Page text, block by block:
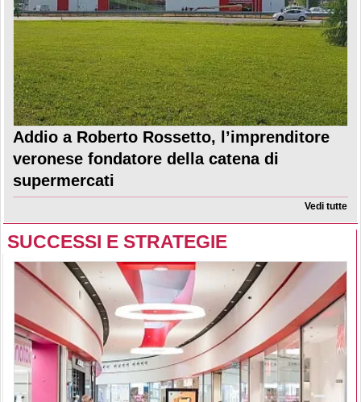
Addio a Roberto Rossetto, l’imprenditore
veronese fondatore della catena di
supermercati
Vedi tutte
SUCCESSI E STRATEGIE